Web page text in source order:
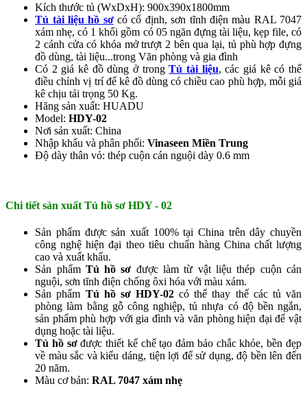
Kích thước tủ (WxDxH): 900x390x1800mm
Tủ tài liệu hồ sơcó cố định, sơn tĩnh điện màu RAL 7047
xám nhẹ, có 1 khối gồm có 05 ngăn đựng tài liệu, kẹp file, có
2 cánh cửa có khóa mở trượt 2 bên qua lại, tủ phù hợp đựng
đồ dùng, tài liệu...trong Văn phòng và gia đình
Có 2 giá kê đồ dùng ở trongTủ tài liệu, các giá kê có thể
điều chỉnh vị trí để kê đồ dùng có chiều cao phù hợp, mỗi giá
kê chịu tải trọng 50 Kg.
Hãng sản xuất: HUADU
Model: HDY-02
Nơi sản xuất: China
Nhập khẩu và phân phối:Vinaseen Miền Trung
Độ dày thân vỏ: thép cuộn cán nguội dày 0.6 mm
Chi tiết sản xuất Tủ hồ sơ HDY - 02
Sản phẩm được sản xuất 100% tại China trên dây chuyền
công nghệ hiện đại theo tiêu chuẩn hàng China chất lượng
cao và xuất khẩu.
Sản phẩm Tủ hồ sơ được làm từ vật liệu thép cuộn cán
nguội, sơn tĩnh điện chống ôxi hóa với màu xám.
Sản phẩm Tủ hồ sơ HDY-02có thể thay thế các tủ văn
phòng làm bằng gỗ công nghiệp, tủ nhựa có độ bền ngắn,
sản phẩm phù hợp với gia đình và văn phòng hiện đại để vật
dụng hoặc tài liệu.
Tủ hồ sơđược thiết kế chế tạo đảm bảo chắc khỏe, bền đẹp
về màu sắc và kiểu dáng, tiện lợi để sử dụng, độ bền lên đến
20 năm.
Màu cơ bản:RAL 7047 xám nhẹ